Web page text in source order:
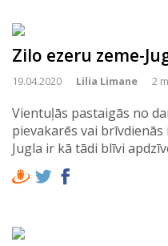
Zilo ezeru zeme-
19.04.2020 Lilia Limane 2
Vientuļās pastaigās no
pievakarēs vai
Jugla ir kā tādi blīvi